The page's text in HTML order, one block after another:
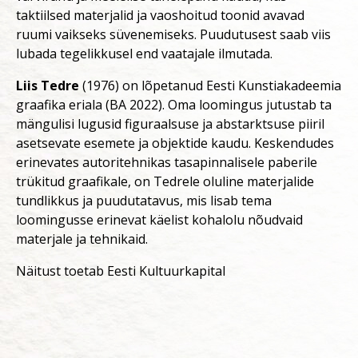
taktiilsed materjalid ja vaoshoitud toonid avavad
ruumi vaikseks süvenemiseks. Puudutusest saab viis
lubada tegelikkusel end vaatajale ilmutada.
Liis Tedre (1976) on lõpetanud Eesti Kunstiakadeemia
graafika eriala (BA 2022). Oma loomingus jutustab ta
mängulisi lugusid figuraalsuse ja abstarktsuse piiril
asetsevate esemete ja objektide kaudu. Keskendudes
erinevates autoritehnikas tasapinnalisele paberile
trükitud graafikale, on Tedrele oluline materjalide
tundlikkus ja puudutatavus, mis lisab tema
loomingusse erinevat käelist kohalolu nõudvaid
materjale ja tehnikaid.
Näitust toetab Eesti Kultuurkapital